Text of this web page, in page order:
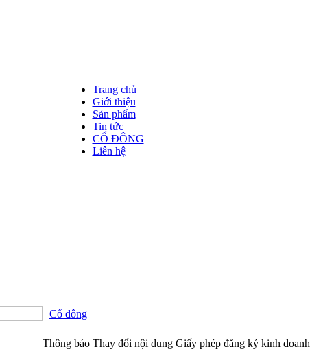
Trang chủ
Giới thiệu
Sản phẩm
Tin tức
CỔ ĐÔNG
Liên hệ
Cổ đông
Thông báo Thay đổi nội dung Giấy phép đăng ký kinh doanh